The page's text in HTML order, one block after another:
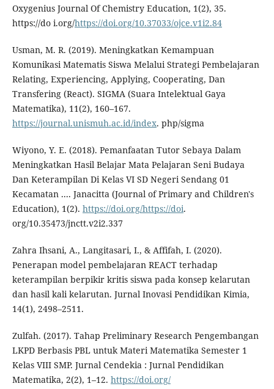
Oxygenius Journal Of Chemistry Education, 1(2), 35.
https://do i.org/https://doi.org/10.37033/ojce.v1i2.84
Usman, M. R. (2019). Meningkatkan Kemampuan
Komunikasi Matematis Siswa Melalui Strategi Pembelajaran
Relating, Experiencing, Applying, Cooperating, Dan
Transfering (React). SIGMA (Suara Intelektual Gaya
Matematika), 11(2), 160–167.
https://journal.unismuh.ac.id/index. php/sigma
Wiyono, Y. E. (2018). Pemanfaatan Tutor Sebaya Dalam
Meningkatkan Hasil Belajar Mata Pelajaran Seni Budaya
Dan Keterampilan Di Kelas VI SD Negeri Sendang 01
Kecamatan .... Janacitta (Journal of Primary and Children's
Education), 1(2). https://doi.org/https://doi.
org/10.35473/jnctt.v2i2.337
Zahra Ihsani, A., Langitasari, I., & Affifah, I. (2020).
Penerapan model pembelajaran REACT terhadap
keterampilan berpikir kritis siswa pada konsep kelarutan
dan hasil kali kelarutan. Jurnal Inovasi Pendidikan Kimia,
14(1), 2498–2511.
Zulfah. (2017). Tahap Preliminary Research Pengembangan
LKPD Berbasis PBL untuk Materi Matematika Semester 1
Kelas VIII SMP. Jurnal Cendekia : Jurnal Pendidikan
Matematika, 2(2), 1–12. https://doi.org/